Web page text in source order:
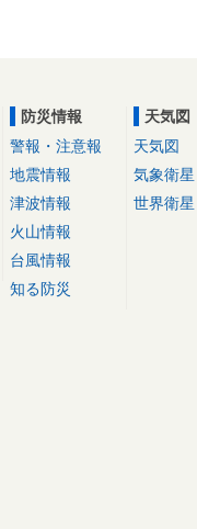
防災情報
警報・注意報
地震情報
津波情報
火山情報
台風情報
知る防災
天気図
天気図
気象衛星
世界衛星